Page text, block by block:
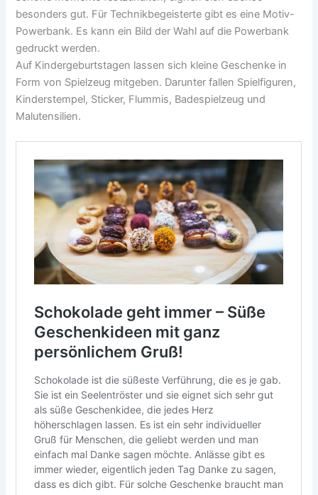
besonders gut. Für Technikbegeisterte gibt es eine Motiv-
Powerbank. Es kann ein Bild der Wahl auf die Powerbank
gedruckt werden.
Auf Kindergeburtstagen lassen sich kleine Geschenke in
Form von Spielzeug mitgeben. Darunter fallen Spielfiguren,
Kinderstempel, Sticker, Flummis, Badespielzeug und
Malutensilien.